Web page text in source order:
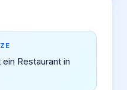
Restaurant in